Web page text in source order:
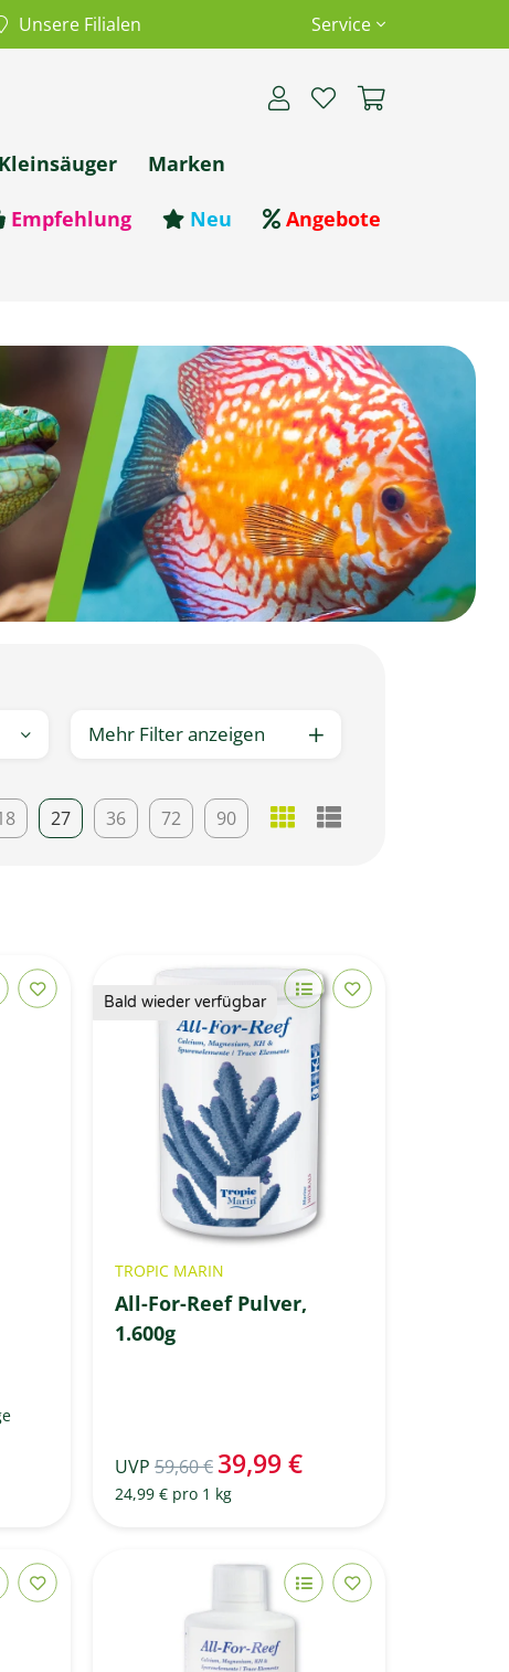
Unsere Filialen Service
Kleinsäuger Marken
Empfehlung Neu Angebote
Mehr Filter anzeigen
27 36 72 90
Bald wieder verfügbar
TROPIC MARIN
All-For-Reef Pulver,
1.600g
UVP 59,60 € 39,99 €
24,99 € pro 1 kg